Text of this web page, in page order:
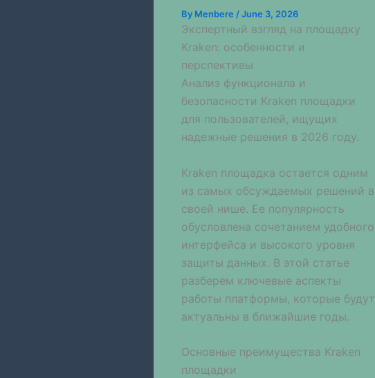
By Menbere /June 3, 2026
Экспертный взгляд на площадку
Kraken: особенности и
перспективы
Анализ функционала и
безопасности Kraken площадки
для пользователей, ищущих
надежные решения в 2026 году.
Kraken площадка остается одним
из самых обсуждаемых решений в
своей нише. Ее популярность
обусловлена сочетанием удобного
интерфейса и высокого уровня
защиты данных. В этой статье
разберем ключевые аспекты
работы платформы, которые будут
актуальны в ближайшие годы.
Основные преимущества Kraken
площадки